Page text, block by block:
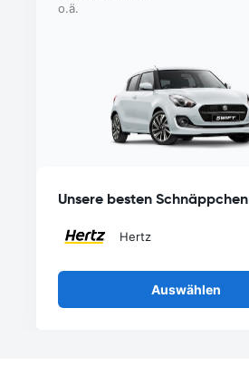
o.ä.
Unsere besten Schnäppchen
Hertz
Auswählen